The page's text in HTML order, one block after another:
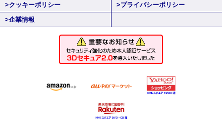
>クッキーポリシー
>プライバシーポリシー
>企業情報